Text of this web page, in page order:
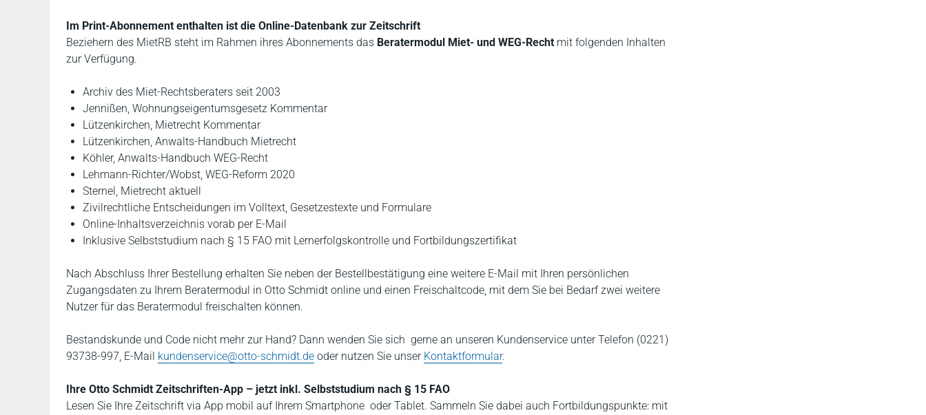
Im Print-Abonnement enthalten ist die Online-Datenbank zur Zeitschrift
Beziehern des MietRB steht im Rahmen ihres Abonnements das Beratermodul Miet- und WEG-Recht mit folgenden Inhalten
zur Verfügung.
Archiv des Miet-Rechtsberaters seit 2003
Jennißen, Wohnungseigentumsgesetz Kommentar
Lützenkirchen, Mietrecht Kommentar
Lützenkirchen, Anwalts-Handbuch Mietrecht
Köhler, Anwalts-Handbuch WEG-Recht
Lehmann-Richter/Wobst, WEG-Reform 2020
Sternel, Mietrecht aktuell
Zivilrechtliche Entscheidungen im Volltext, Gesetzestexte und Formulare
Online-Inhaltsverzeichnis vorab per E-Mail
Inklusive Selbststudium nach § 15 FAO mit Lernerfolgskontrolle und Fortbildungszertifikat
Nach Abschluss Ihrer Bestellung erhalten Sie neben der Bestellbestätigung eine weitere E-Mail mit Ihren persönlichen
Zugangsdaten zu Ihrem Beratermodul in Otto Schmidt online und einen Freischaltcode, mit dem Sie bei Bedarf zwei weitere
Nutzer für das Beratermodul freischalten können.
Bestandskunde und Code nicht mehr zur Hand? Dann wenden Sie sich gerne an unseren Kundenservice unter Telefon (0221)
93738-997, E-Mail kundenservice@otto-schmidt.de oder nutzen Sie unser Kontaktformular.
Ihre Otto Schmidt Zeitschriften-App – jetzt inkl. Selbststudium nach § 15 FAO
Lesen Sie Ihre Zeitschrift via App mobil auf Ihrem Smartphone oder Tablet. Sammeln Sie dabei auch Fortbildungspunkte: mit